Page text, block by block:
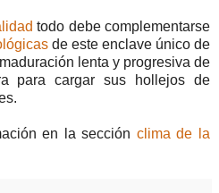
todo debe complementarse
de este enclave único de
lenta y progresiva de
para cargar sus hollejos de
en la sección clima de la